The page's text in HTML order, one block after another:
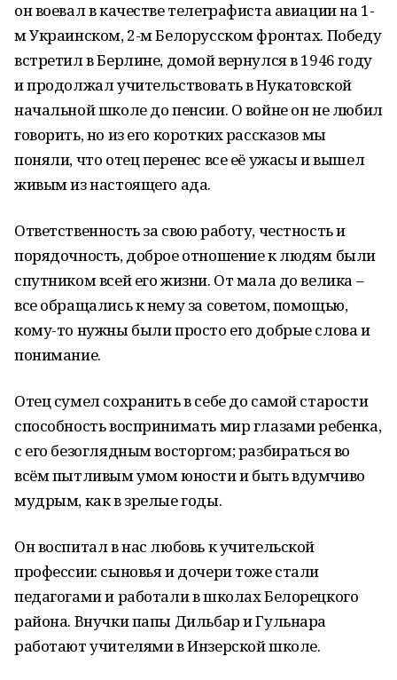
он воевал в качестве телеграфиста авиации на 1-
м Украинском, 2-м Белорусском фронтах. Победу
встретил в Берлине, домой вернулся в 1946 году
и продолжал учительствовать в Нукатовской
начальной школе до пенсии. О войне он не любил
говорить, но из его коротких рассказов мы
поняли, что отец перенес все её ужасы и вышел
живым из настоящего ада.
Ответственность за свою работу, честность и
порядочность, доброе отношение к людям были
спутником всей его жизни. От мала до велика –
все обращались к нему за советом, помощью,
кому-то нужны были просто его добрые слова и
понимание.
Отец сумел сохранить в себе до самой старости
способность воспринимать мир глазами ребенка,
с его безоглядным восторгом; разбираться во
всём пытливым умом юности и быть вдумчиво
мудрым, как в зрелые годы.
Он воспитал в нас любовь к учительской
профессии: сыновья и дочери тоже стали
педагогами и работали в школах Белорецкого
района. Внучки папы Дильбар и Гульнара
работают учителями в Инзерской школе.